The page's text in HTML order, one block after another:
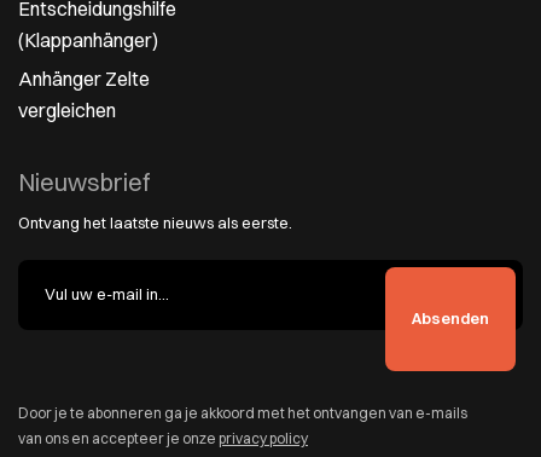
Entscheidungshilfe
(Klappanhänger)
Anhänger Zelte
vergleichen
Nieuwsbrief
Ontvang het laatste nieuws als eerste.
Door je te abonneren ga je akkoord met het ontvangen van e-mails
van ons en accepteer je onze privacy policy